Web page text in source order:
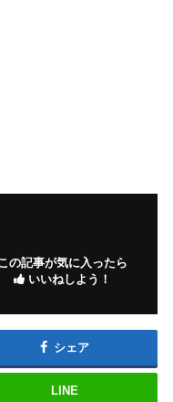
の記事が気に入ったら
いいねしよう！
シェア
LINE